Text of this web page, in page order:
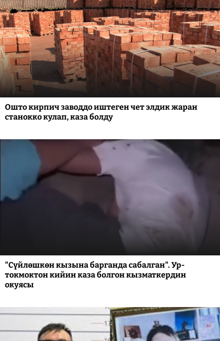
Ошто кирпич заводдо иштеген чет элдик жаран
станокко кулап, каза болду
"Сүйлөшкөн кызына барганда сабалган". Ур-
токмоктон кийин каза болгон кызматкердин
окуясы